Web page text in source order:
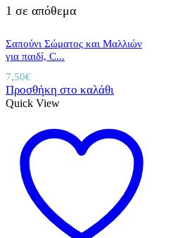
1 σε απόθεμα
Σαπούνι Σώματος και Μαλλιών
για παιδί, C...
7,50€
Προσθήκη στο καλάθι
Quick View